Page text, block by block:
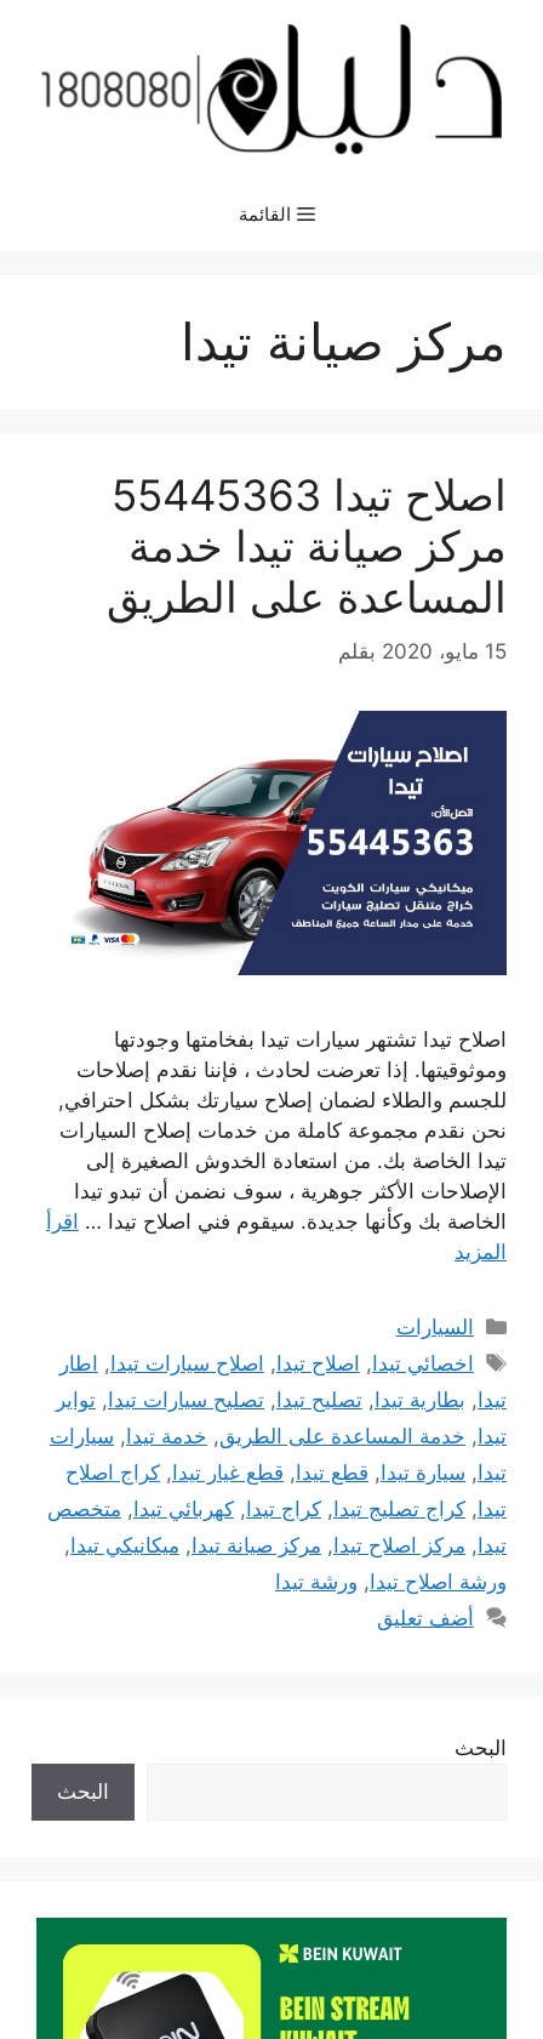
المحتوى
القائمة
مركز صيانة تيدا
اصلاح تيدا 55445363
مركز صيانة تيدا خدمة
المساعدة على الطريق
15 مايو، 2020 بقلم
اصلاح تيدا تشتهر سيارات تيدا بفخامتها وجودتها
وموثوقيتها. إذا تعرضت لحادث ، فإننا نقدم إصلاحات
للجسم والطلاء لضمان إصلاح سيارتك بشكل احترافي,
نحن نقدم مجموعة كاملة من خدمات إصلاح السيارات
تيدا الخاصة بك. من استعادة الخدوش الصغيرة إلى
الإصلاحات الأكثر جوهرية ، سوف نضمن أن تبدو تيدا
الخاصة بك وكأنها جديدة. سيقوم فني اصلاح تيدا … اقرأ
المزيد
التصنيفات
السيارات
الوسوم
اخصائي تيدا , اصلاح تيدا , اصلاح سيارات تيدا , اطار
تيدا , بطارية تيدا , تصليح تيدا , تصليح سيارات تيدا , تواير
تيدا , خدمة المساعدة على الطريق, خدمة تيدا , سيارات
تيدا , سيارة تيدا , قطع تيدا , قطع غيار تيدا , كراج اصلاح
تيدا , كراج تصليج تيدا , كراج تيدا , كهربائي تيدا , متخصص
تيدا , مركز اصلاح تيدا , مركز صيانة تيدا , ميكانيكي تيدا ,
ورشة اصلاح تيدا , ورشة تيدا
أضف تعليق
البحث
البحث